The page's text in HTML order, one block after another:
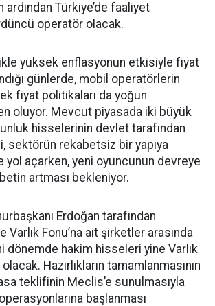
ardından Türkiye’de faaliyet
operatör olacak.
yüksek enflasyonun etkisiyle fiyat
günlerde, mobil operatörlerin
fiyat politikaları da yoğun
oluyor. Mevcut piyasada iki büyük
hisselerinin devlet tarafından
sektörün rekabetsiz bir yapıya
yol açarken, yeni oyuncunun devreye
artması bekleniyor.
Erdoğan tarafından
Varlık Fonu’na ait şirketler arasında
dönemde hakim hisseleri yine Varlık
Hazırlıkların tamamlanmasının
teklifinin Meclis’e sunulmasıyla
başlanması